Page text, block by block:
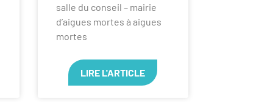
salle du conseil – mairie
d’aigues mortes à aigues
mortes
LIRE L'ARTICLE